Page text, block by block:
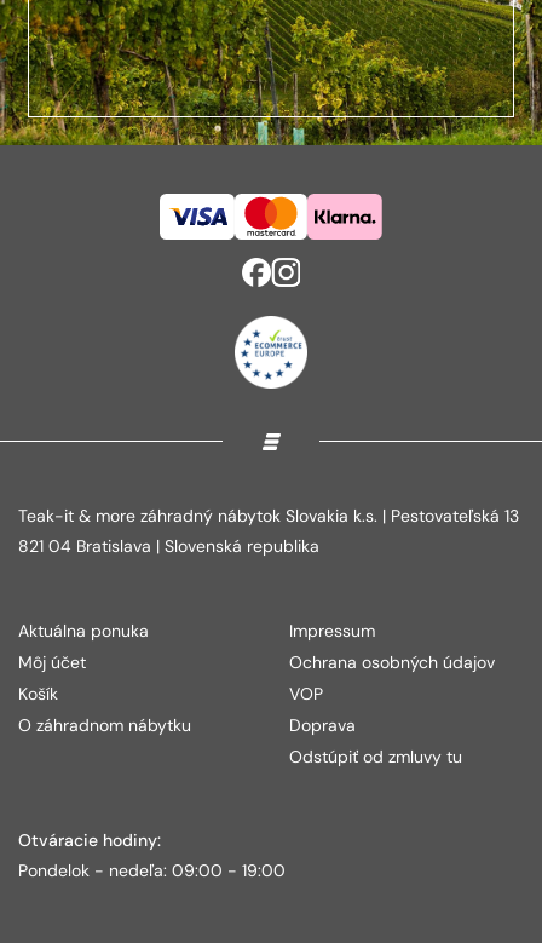
Teak-it & more záhradný nábytok Slovakia k.s. | Pestovateľská 13
821 04 Bratislava | Slovenská republika
Aktuálna ponuka
Môj účet
Košík
O záhradnom nábytku
Impressum
Ochrana osobných údajov
VOP
Doprava
Odstúpiť od zmluvy tu
Otváracie hodiny:
Pondelok - nedeľa: 09:00 - 19:00